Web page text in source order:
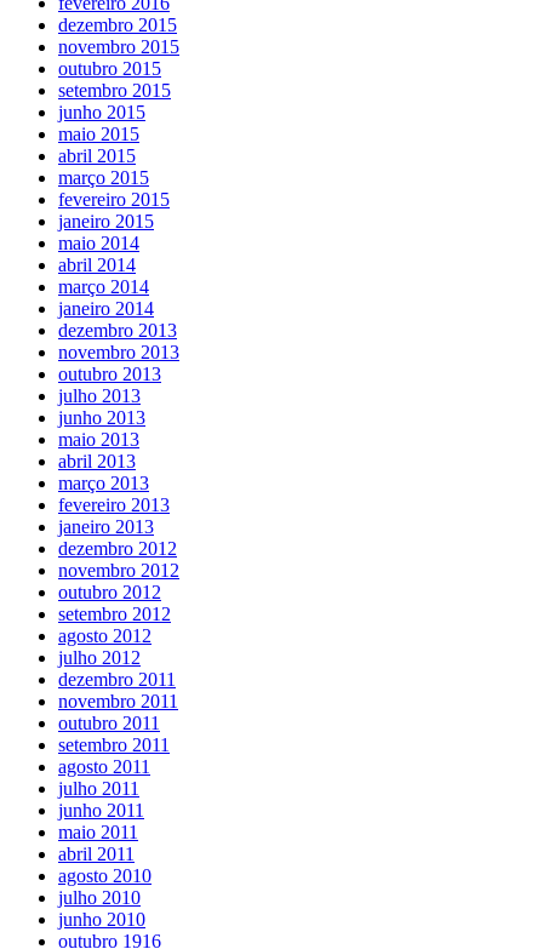
dezembro 2015
novembro 2015
outubro 2015
setembro 2015
junho 2015
maio 2015
abril 2015
março 2015
fevereiro 2015
janeiro 2015
maio 2014
abril 2014
março 2014
janeiro 2014
dezembro 2013
novembro 2013
outubro 2013
julho 2013
junho 2013
maio 2013
abril 2013
março 2013
fevereiro 2013
janeiro 2013
dezembro 2012
novembro 2012
outubro 2012
setembro 2012
agosto 2012
julho 2012
dezembro 2011
novembro 2011
outubro 2011
setembro 2011
agosto 2011
julho 2011
junho 2011
maio 2011
abril 2011
agosto 2010
julho 2010
junho 2010
outubro 1916